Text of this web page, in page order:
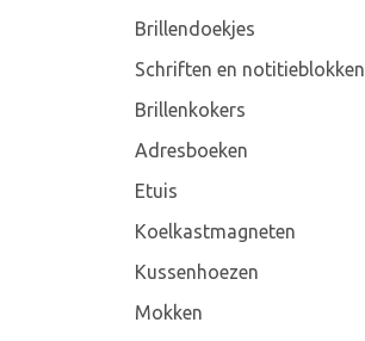
Brillendoekjes
Schriften en notitieblokken
Brillenkokers
Adresboeken
Etuis
Koelkastmagneten
Kussenhoezen
Mokken